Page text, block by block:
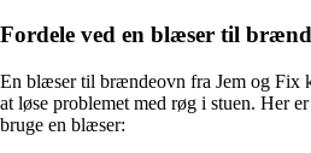
Fordele ved en blæser til
En blæser til brændeovn fra Jem og Fix
at løse problemet med røg i stuen. Her
bruge en blæser: